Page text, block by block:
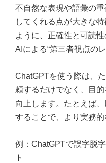
不自然な表現や語彙の
してくれる点が大きな
ように、正確性と可読
AIによる“第三者視点の
ChatGPTを使う際は、
頼するだけでなく、目
向上します。たとえば
することで、より実務的
例：ChatGPTで誤字脱
ト